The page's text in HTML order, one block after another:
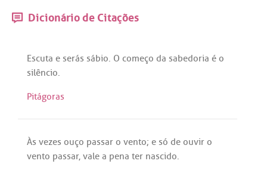
Dicionário de Citações
Escuta e serás sábio. O começo da sabedoria é o
silêncio.
Pitágoras
Às vezes ouço passar o vento; e só de ouvir o
vento passar, vale a pena ter nascido.